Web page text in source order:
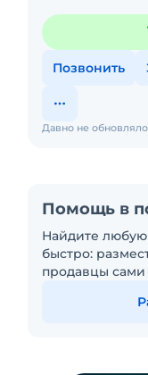
Позвонить
Давно не
Помощь в
Найдите
быстро:
продавцы сами